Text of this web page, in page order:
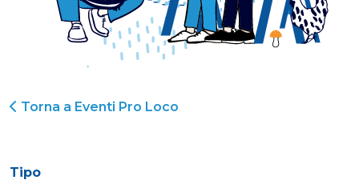
Torna a Eventi Pro Loco
Tipo